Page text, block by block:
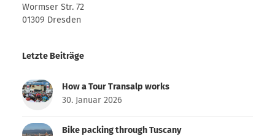
Wormser Str. 72
01309 Dresden
Letzte Beiträge
How a Tour Transalp works
30. Januar 2026
Bike packing through Tuscany